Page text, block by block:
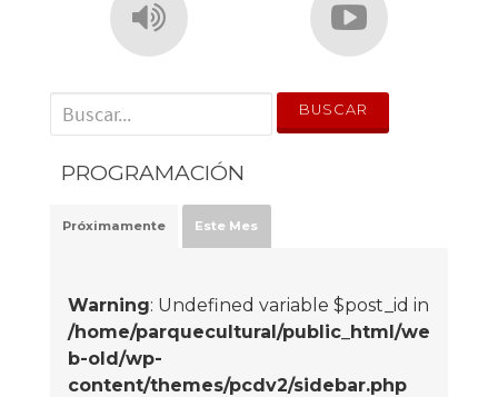
' . __('Search for:') . '
PROGRAMACIÓN
Próximamente Este Mes
Warning: Undefined variable $post_id in
/home/parquecultural/public_html/we
b-old/wp-
content/themes/pcdv2/sidebar.php